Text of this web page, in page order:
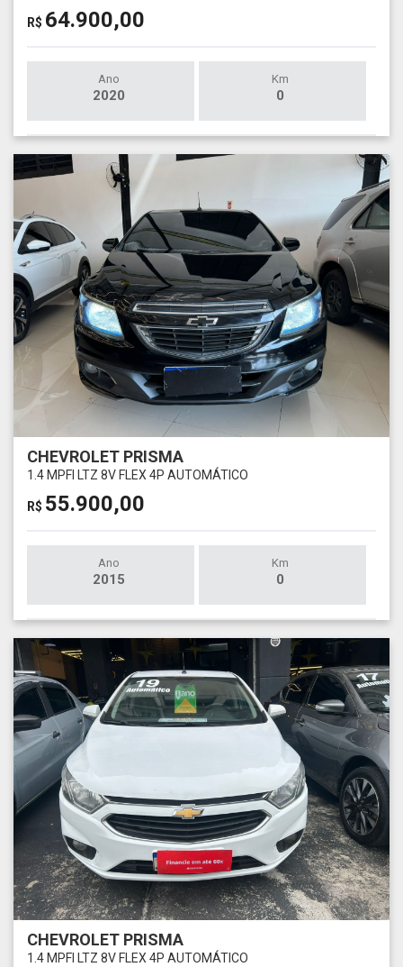
R$ 64.900,00
Ano
2020
Km
0
CHEVROLET PRISMA
1.4 MPFI LTZ 8V FLEX 4P AUTOMÁTICO
R$ 55.900,00
Ano
2015
Km
0
CHEVROLET PRISMA
1.4 MPFI LTZ 8V FLEX 4P AUTOMÁTICO